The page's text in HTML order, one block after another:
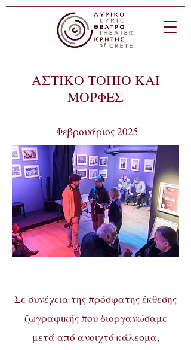
ΑΣΤΙΚΟ ΤΟΠΙΟ ΚΑΙ
ΜΟΡΦΕΣ
Φεβρουάριος 2025
Σε συνέχεια της πρόσφατης έκθεσης
ζωγραφικής που διοργανώσαμε
μετά από ανοιχτό κάλεσμα,